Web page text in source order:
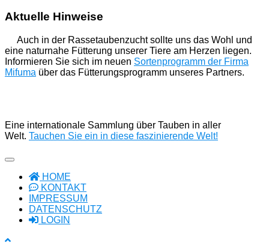
Aktuelle Hinweise
Auch in der Rassetaubenzucht sollte uns das Wohl und
eine naturnahe Fütterung unserer Tiere am Herzen liegen.
Informieren Sie sich im neuen Sortenprogramm der Firma
Mifuma über das Fütterungsprogramm unseres Partners.
Eine internationale Sammlung über Tauben in aller
Welt. Tauchen Sie ein in diese faszinierende Welt!
HOME
KONTAKT
IMPRESSUM
DATENSCHUTZ
LOGIN